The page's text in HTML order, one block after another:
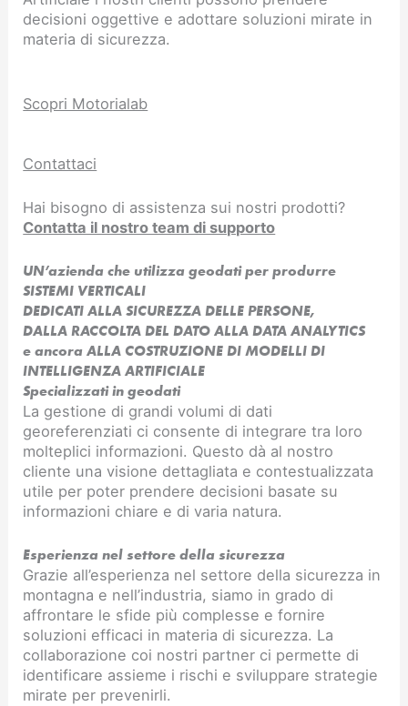
decisioni oggettive e adottare soluzioni mirate in
materia di sicurezza.
Scopri Motorialab
Contattaci
Hai bisogno di assistenza sui nostri prodotti?
Contatta il nostro team di supporto
UN’azienda che utilizza geodati per produrre
SISTEMI VERTICALI
DEDICATI ALLA SICUREZZA DELLE PERSONE,
DALLA RACCOLTA DEL DATO ALLA DATA ANALYTICS
e ancora ALLA COSTRUZIONE DI MODELLI DI
INTELLIGENZA ARTIFICIALE​
Specializzati in geodati
La gestione di grandi volumi di dati
georeferenziati ci consente di integrare tra loro
molteplici informazioni. Questo dà al nostro
cliente una visione dettagliata e contestualizzata
utile per poter prendere decisioni basate su
informazioni chiare e di varia natura.
Esperienza nel settore della sicurezza
Grazie all’esperienza nel settore della sicurezza in
montagna e nell’industria, siamo in grado di
affrontare le sfide più complesse e fornire
soluzioni efficaci in materia di sicurezza. La
collaborazione coi nostri partner ci permette di
identificare assieme i rischi e sviluppare strategie
mirate per prevenirli.